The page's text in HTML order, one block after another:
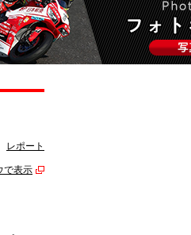
レポート
で表示